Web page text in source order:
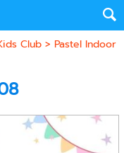
Club> Pastel Indoor